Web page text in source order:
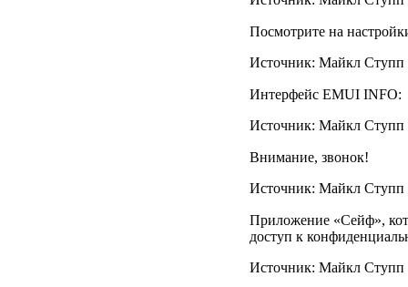
Посмотрите на
Источник: Майкл Ступп
Интерфейс EMUI INFO:
Источник: Майкл Ступп
Внимание, звонок!
Источник: Майкл Ступп
Приложение «Сейф»,
доступ к
Источник: Майкл Ступп